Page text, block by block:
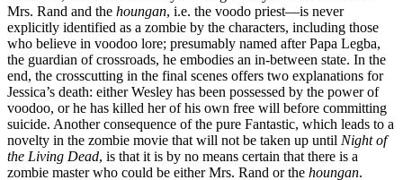
Mrs. Rand and the houngan, i.e. the voodo priest—is never
explicitly identified as a zombie by the characters, including those
who believe in voodoo lore; presumably named after Papa Legba,
the guardian of crossroads, he embodies an in-between state. In the
end, the crosscutting in the final scenes offers two explanations for
Jessica’s death: either Wesley has been possessed by the power of
voodoo, or he has killed her of his own free will before committing
suicide. Another consequence of the pure Fantastic, which leads to a
novelty in the zombie movie that will not be taken up until Night of
the Living Dead, is that it is by no means certain that there is a
zombie master who could be either Mrs. Rand or the houngan.